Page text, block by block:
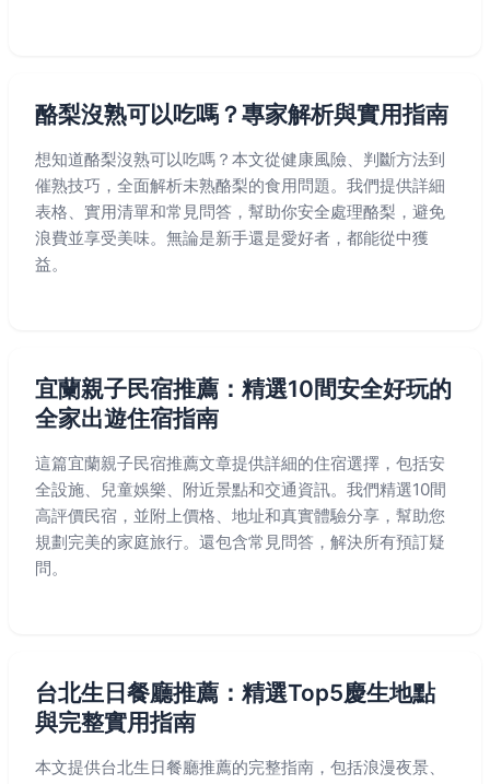
酪梨沒熟可以吃嗎？專家解析與實用指南
想知道酪梨沒熟可以吃嗎？本文從健康風險、判斷方法到
催熟技巧，全面解析未熟酪梨的食用問題。我們提供詳細
表格、實用清單和常見問答，幫助你安全處理酪梨，避免
浪費並享受美味。無論是新手還是愛好者，都能從中獲
益。
宜蘭親子民宿推薦：精選10間安全好玩的
全家出遊住宿指南
這篇宜蘭親子民宿推薦文章提供詳細的住宿選擇，包括安
全設施、兒童娛樂、附近景點和交通資訊。我們精選10間
高評價民宿，並附上價格、地址和真實體驗分享，幫助您
規劃完美的家庭旅行。還包含常見問答，解決所有預訂疑
問。
台北生日餐廳推薦：精選Top5慶生地點
與完整實用指南
本文提供台北生日餐廳推薦的完整指南，包括浪漫夜景、